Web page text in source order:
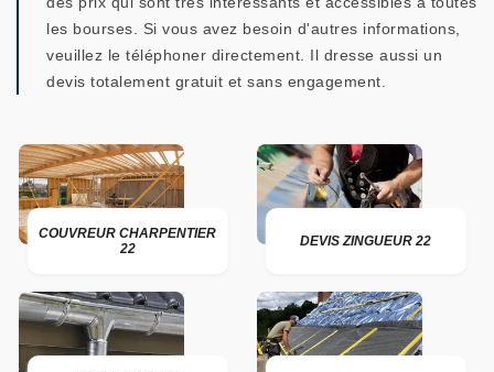
les bourses. Si vous avez besoin d'autres informations,
veuillez le téléphoner directement. Il dresse aussi un
devis totalement gratuit et sans engagement.
COUVREUR CHARPENTIER
22
DEVIS ZINGUEUR 22